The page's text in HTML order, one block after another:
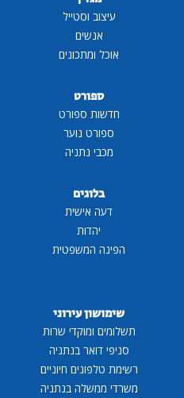
עיצוב וסטייל
אנשים
אוכל ומתכונים
ספורט
חדשות ספורט
ספורט נוער
מכבי נתניה
בלוגים
דעה אישית
יהדות
הפינה המשפטית
שימושון עירוני
תשלומים ומוקדי שרות
סניפי דואר בנתניה
רשימת טלפונים חיוניים
משרדי ממשלה בנתניה